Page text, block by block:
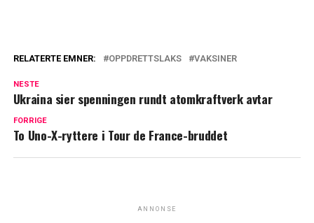
RELATERTE EMNER: OPPDRETTSLAKS VAKSINER
NESTE
Ukraina sier spenningen rundt atomkraftverk avtar
FORRIGE
To Uno-X-ryttere i Tour de France-bruddet
ANNONSE